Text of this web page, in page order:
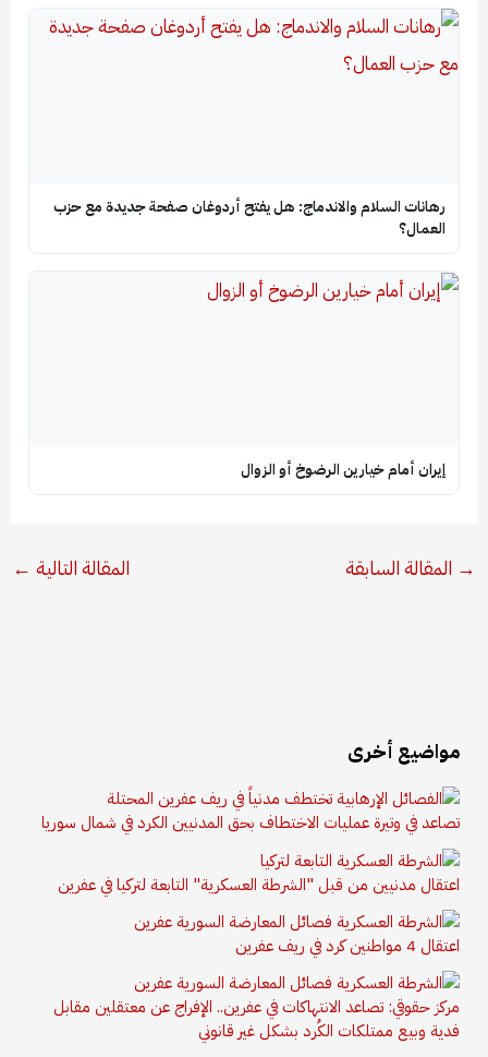
رهانات السلام والاندماج: هل يفتح أردوغان صفحة جديدة مع حزب
العمال؟
إيران أمام خيارين الرضوخ أو الزوال
→ المقالة السابقة المقالة التالية ←
مواضيع أخرى
تصاعد في وتيرة عمليات الاختطاف بحق المدنيين الكرد في شمال سوريا
اعتقال مدنيين من قبل "الشرطة العسكرية" التابعة لتركيا في عفرين
اعتقال 4 مواطنين كرد في ريف عفرين
مركز حقوقي: تصاعد الانتهاكات في عفرين.. الإفراج عن معتقلين مقابل
فدية وبيع ممتلكات الكُرد بشكل غير قانوني